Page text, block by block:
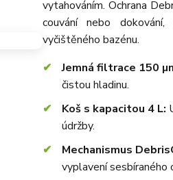
vytahováním. Ochrana
couvání nebo
vyčištěného bazénu.
Jemná filtrace 150
čistou hladinu.
Koš s kapacitou 4 L:
údržby.
Mechanismus
vyplavení sesbíraného